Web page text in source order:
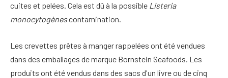
cuites et pelées. Cela est dû à la possible Listeria
monocytogènescontamination.
Les crevettes prêtes à manger rappelées ont été vendues
dans des emballages de marque Bornstein Seafoods. Les
produits ont été vendus dans des sacs d'un livre ou de cinq